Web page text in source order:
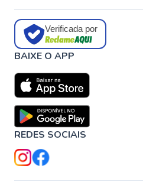
Verificada por
BAIXE O APP
REDES SOCIAIS